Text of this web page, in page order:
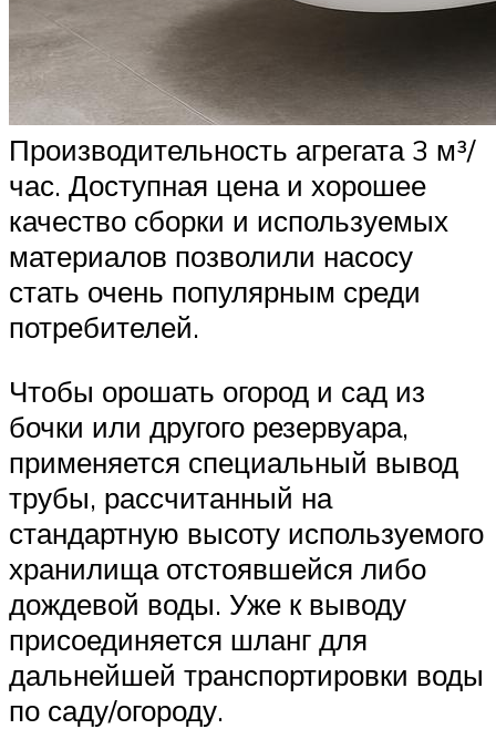
Производительность агрегата 3 м³/
час. Доступная цена и хорошее
качество сборки и используемых
материалов позволили насосу
стать очень популярным среди
потребителей.
Чтобы орошать огород и сад из
бочки или другого резервуара,
применяется специальный вывод
трубы, рассчитанный на
стандартную высоту используемого
хранилища отстоявшейся либо
дождевой воды. Уже к выводу
присоединяется шланг для
дальнейшей транспортировки воды
по саду/огороду.